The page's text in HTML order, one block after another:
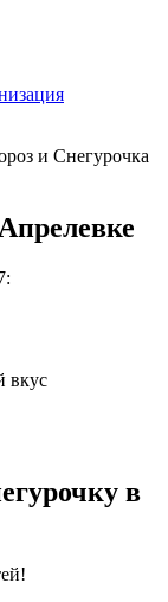
и Снегурочка
вкус
в